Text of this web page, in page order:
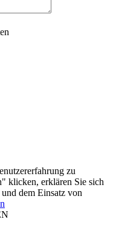
zu
klicken, erklären Sie sich
dem Einsatz von